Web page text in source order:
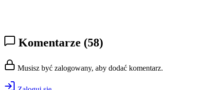
Komentarze (58)
Musisz być zalogowany, aby dodać komentarz.